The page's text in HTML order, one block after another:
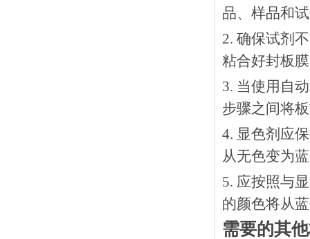
品、样品和
2. 确保试剂
粘合好封板
3. 当使用自
步骤之间将
4. 显色剂应
从无色变为
5. 应按照与
的颜色将从
需要的其